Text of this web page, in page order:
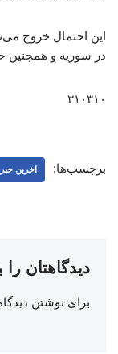
این احتمال خروج
در سوریه و همچنین
۳۱۰۳۱۰
برچسب‌ها: اخرین خبر
دیدگاهتان را
برای نوشتن